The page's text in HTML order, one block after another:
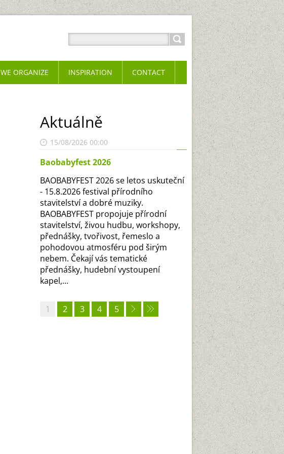
Aktuálně
15/08/2026 00:00
Baobabyfest 2026
BAOBABYFEST 2026 se letos uskuteční
- 15.8.2026 festival přírodního
stavitelství a dobré muziky.
BAOBABYFEST propojuje přírodní
stavitelství, živou hudbu, workshopy,
přednášky, tvořivost, řemeslo a
pohodovou atmosféru pod širým
nebem. Čekají vás tematické
přednášky, hudební vystoupení
kapel,...
1 2 3 4 5
WE ORGANIZE INSPIRATION CONTACT